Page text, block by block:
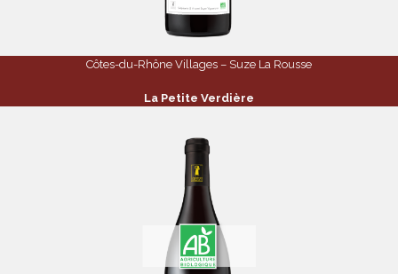
Côtes-du-Rhône Villages – Suze La Rousse
La Petite Verdière